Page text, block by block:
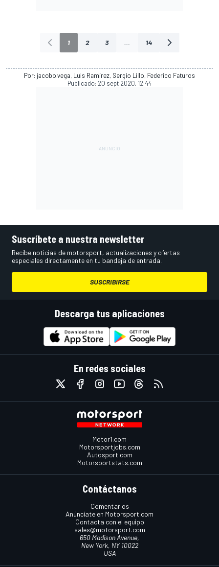
1 2 3 ... 14
Por: jacobo.vega, Luis Ramírez, Sergio Lillo, Federico Faturos
Publicado: 20 sept 2020, 12:44
Suscríbete a nuestra newsletter
Recibe noticias de motorsport, actualizaciones y ofertas
especiales directamente en tu bandeja de entrada.
SUSCRIBIRSE
Descarga tus aplicaciones
En redes sociales
Motor1.com
Motorsportjobs.com
Autosport.com
Motorsportstats.com
Contáctanos
Comentarios
Anúnciate en Motorsport.com
Contacta con el equipo
sales@motorsport.com
650 Madison Avenue,
New York, NY 10022
USA